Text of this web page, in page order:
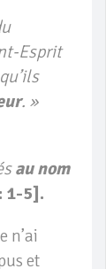
Esprit
. »
au nom
1-5].
n’ai
et